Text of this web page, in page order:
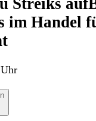
Streiks auf
im Handel